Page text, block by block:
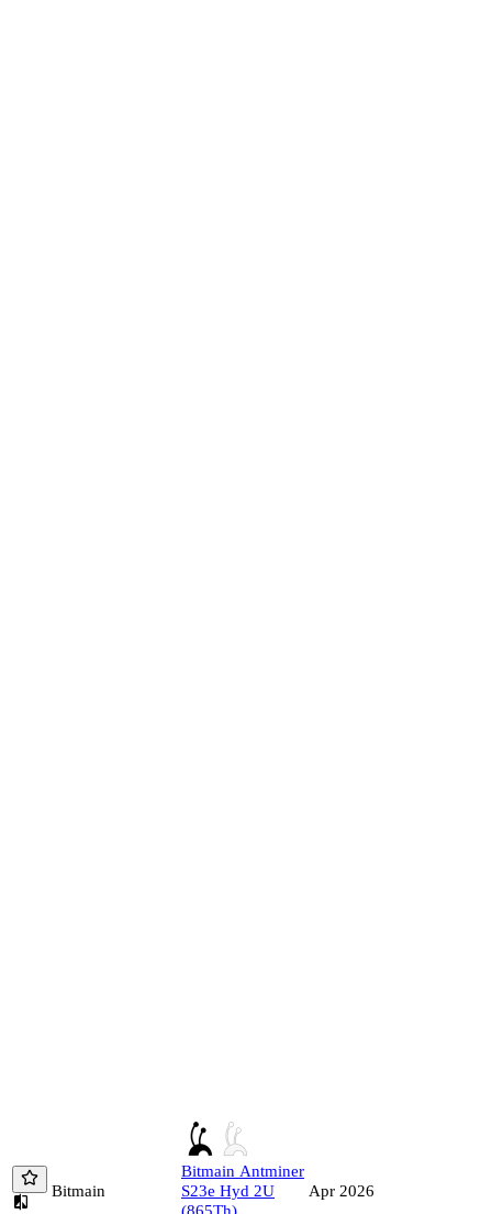
Bitmain
Bitmain Antminer
S23e Hyd 2U
(865Th)
Apr 2026